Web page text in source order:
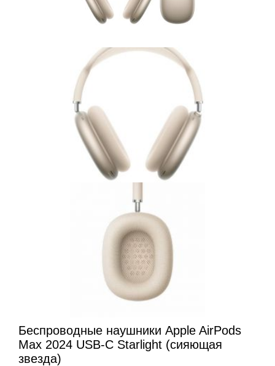
Беспроводные наушники Apple AirPods
Max 2024 USB-C Starlight (сияющая
звезда)